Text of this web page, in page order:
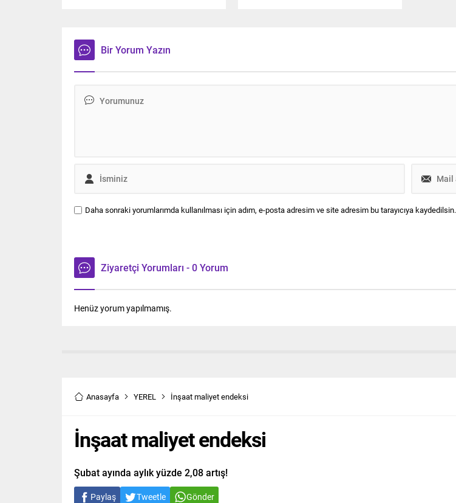
Bir Yorum Yazın
Daha sonraki yorumlarımda kullanılması için adım, e-posta adresim ve site adresim bu tarayıcıya kaydedilsin.
Ziyaretçi Yorumları - 0 Yorum
Henüz yorum yapılmamış.
Anasayfa YEREL İnşaat maliyet endeksi
İnşaat maliyet endeksi
Şubat ayında aylık yüzde 2,08 artış!
Paylaş Tweetle Gönder